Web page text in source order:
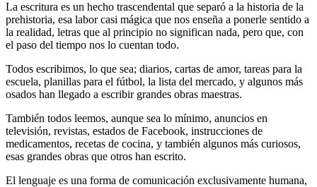
La escritura es un hecho trascendental que separó a la historia de la
prehistoria, esa labor casi mágica que nos enseña a ponerle sentido a
la realidad, letras que al principio no significan nada, pero que, con
el paso del tiempo nos lo cuentan todo.
Todos escribimos, lo que sea; diarios, cartas de amor, tareas para la
escuela, planillas para el fútbol, la lista del mercado, y algunos más
osados han llegado a escribir grandes obras maestras.
También todos leemos, aunque sea lo mínimo, anuncios en
televisión, revistas, estados de Facebook, instrucciones de
medicamentos, recetas de cocina, y también algunos más curiosos,
esas grandes obras que otros han escrito.
El lenguaje es una forma de comunicación exclusivamente humana,